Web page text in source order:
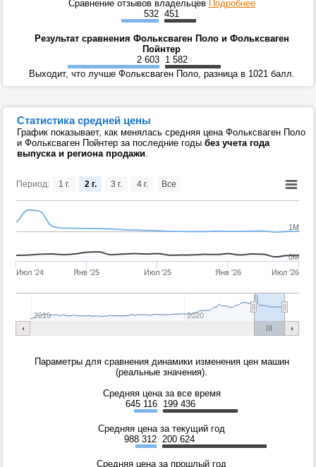
Сравнение отзывов владельцев Подробнее
532 451
Результат сравнения Фольксваген Поло и Фольксваген
Пойнтер
2 603 1 582
Выходит, что лучше Фольксваген Поло, разница в 1021 балл.
Статистика средней цены
График показывает, как менялась средняя цена Фольксваген Поло
и Фольксваген Пойнтер за последние годы без учета года
выпуска и региона продажи.
Период:
Июл '24 Янв '25 Июл '25 Янв '26 Июл '26
2010 2020
0M
1M
1 г. 2 г. 3 г. 4 г. Все
Параметры для сравнения динамики изменения цен машин
(реальные значения).
Средняя цена за все время
645 116 199 436
Средняя цена за текущий год
988 312 200 624
Средняя цена за прошлый год